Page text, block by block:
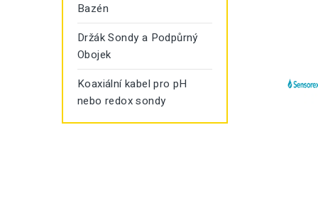
Bazén
Držák Sondy a Podpůrný
Obojek
Koaxiální kabel pro pH
nebo redox sondy